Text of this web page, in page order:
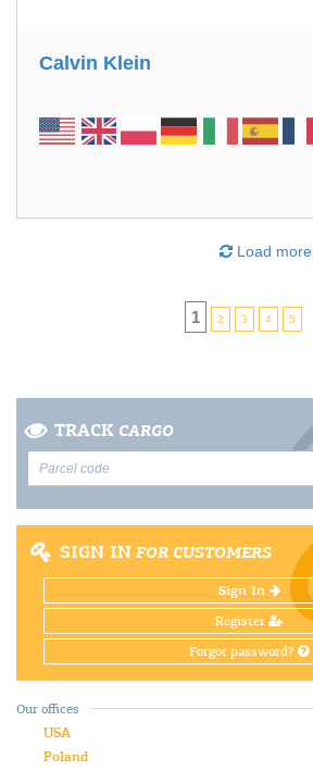
Calvin Klein
Load more
1 2 3 4 5
TRACK CARGO
SIGN IN FOR CUSTOMERS
Sign In
Register
Forgot password?
Our offices
USA
Poland